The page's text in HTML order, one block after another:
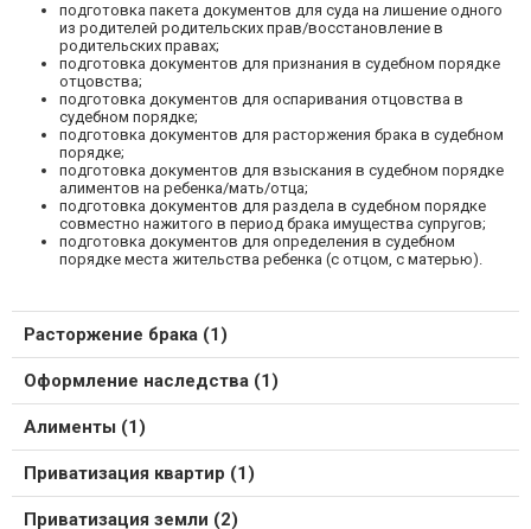
подготовка пакета документов для суда на лишение одного
из родителей родительских прав/восстановление в
родительских правах;
подготовка документов для признания в судебном порядке
отцовства;
подготовка документов для оспаривания отцовства в
судебном порядке;
подготовка документов для расторжения брака в судебном
порядке;
подготовка документов для взыскания в судебном порядке
алиментов на ребенка/мать/отца;
подготовка документов для раздела в судебном порядке
совместно нажитого в период брака имущества супругов;
подготовка документов для определения в судебном
порядке места жительства ребенка (с отцом, с матерью).
Расторжение брака (1)
Оформление наследства (1)
Алименты (1)
Приватизация квартир (1)
Приватизация земли (2)